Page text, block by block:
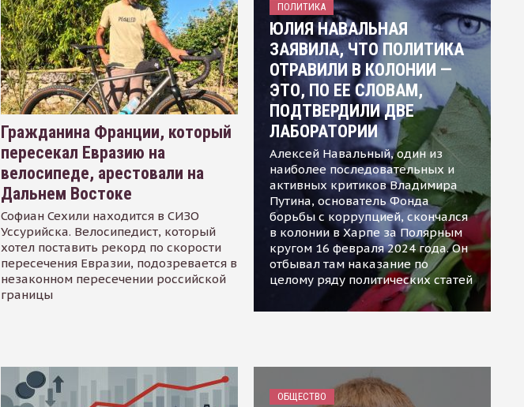
Гражданина Франции, который
пересекал Евразию на
велосипеде, арестовали на
Дальнем Востоке
Софиан Сехили находится в СИЗО
Уссурийска. Велосипедист, который
хотел поставить рекорд по скорости
пересечения Евразии, подозревается в
незаконном пересечении российской
границы
ПОЛИТИКА
ЮЛИЯ НАВАЛЬНАЯ
ЗАЯВИЛА, ЧТО ПОЛИТИКА
ОТРАВИЛИ В КОЛОНИИ —
ЭТО, ПО ЕЕ СЛОВАМ,
ПОДТВЕРДИЛИ ДВЕ
ЛАБОРАТОРИИ
Алексей Навальный, один из
наиболее последовательных и
активных критиков Владимира
Путина, основатель Фонда
борьбы с коррупцией, скончался
в колонии в Харпе за Полярным
кругом 16 февраля 2024 года. Он
отбывал там наказание по
целому ряду политических статей
ОБЩЕСТВО